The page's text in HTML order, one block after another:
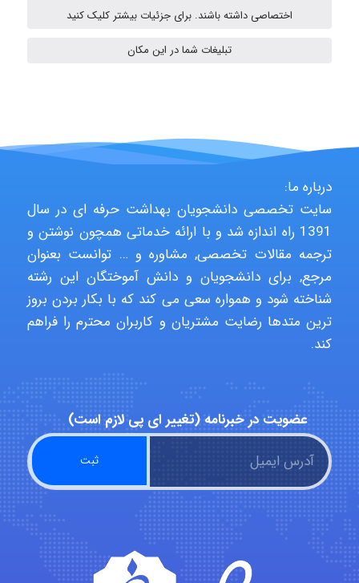
A.balandeh
Jafar Tym
aghajari vahid
Poubakhtiari
hosein abdolvand
Kati
emami
اختصاصی داشته باشند. برای جزئیات بیشتر کلیک کنید
تبلیغات شما در این مکان
درباره ما:
سایت تخصصی دانشجویان بهداشت حرفه ای در سال
1391 راه اندازه شد و با ارائه خدماتی همچون نوشتن و
ترجمه مقالات تخصصی, مشاوره و … توانست بعنوان
مرجع, برای دانشجویان و دانش آموختگان این رشته
شناخته شود و همواره سعی می کند که با بکار بردن بروز
ترین متدها رضایت مشتریان و کاربران محترم را فراهم
کند.
عضویت در خبرنامه (تغییر ای پی لازم است)